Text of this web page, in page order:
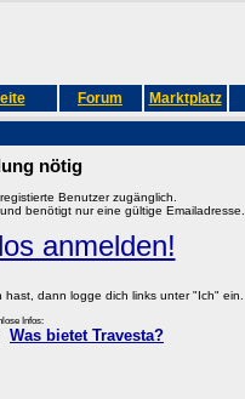
Forum Marktplatz
nötig
Benutzer zugänglich.
benötigt nur eine gültige Emailadresse.
anmelden!
dann logge dich links unter "Ich" ein.
Infos:
Was bietet Travesta?